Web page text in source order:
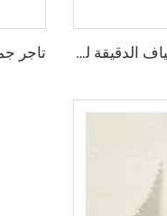
مبيعات ساخنة قماش الثوب العربي للألياف الدقيقة للرجال قماش بوليستر مجوف قماش toyobo قميص ثوب عربي